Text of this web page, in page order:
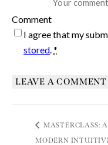
Comment
I agree that my
stored.*
MASTERCLASS: A
MODERN